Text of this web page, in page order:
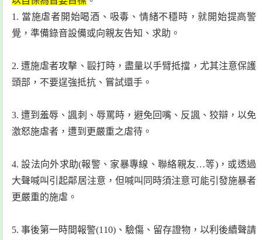
1. 當施虐者開始喝酒、吸毒、情緒不穩時，就開始提高警
覺，準備錄音設備或向親友告知、求助。
2. 遭施虐者攻擊、毆打時，盡量以手臂抵擋，尤其注意保護
頭部，不要逞強抵抗、嘗試還手。
3. 遭到羞辱、諷刺、辱罵時，避免回嘴、反諷、狡辯，以免
激怒施虐者，遭到更嚴重之虐待。
4. 設法向外求助(報警、家暴專線、聯絡親友…等)，或透過
大聲喊叫引起鄰居注意，但喊叫同時須注意可能引發施暴者
更嚴重的施虐。
5. 事後第一時間報警(110)、驗傷、留存證物，以利後續聲請